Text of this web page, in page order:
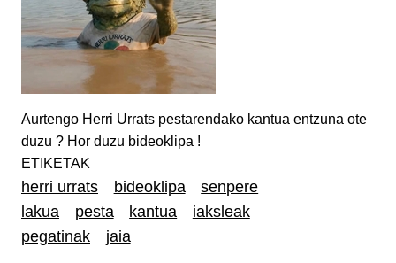
Aurtengo Herri Urrats pestarendako kantua entzuna ote
duzu ? Hor duzu bideoklipa !
ETIKETAK
herri urrats bideoklipa
senpere
lakua
pesta kantua
iaksleak
pegatinak
jaia